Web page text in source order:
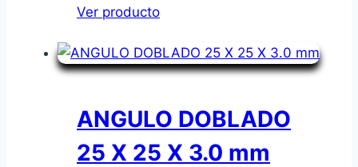
Ver producto
ANGULO DOBLADO
25 X 25 X 3.0 mm